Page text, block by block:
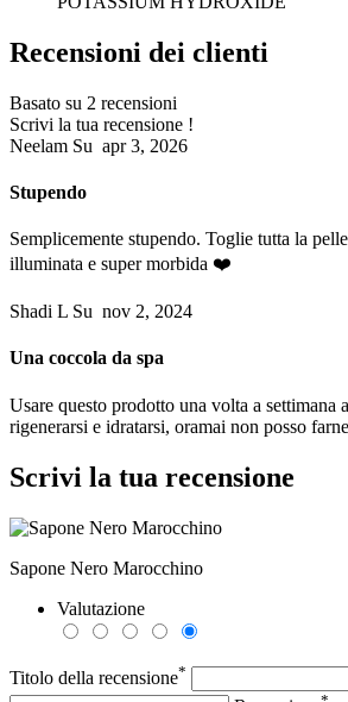
Recensioni dei clienti
Basato su 2 recensioni
Scrivi la tua recensione !
Neelam Su apr 3, 2026
Stupendo
Semplicemente stupendo. Toglie tutta la
illuminata e super morbida ❤️
Shadi L Su nov 2, 2024
Una coccola da spa
Usare questo prodotto una volta a settimana
rigenerarsi e idratarsi, oramai non posso
Scrivi la tua recensione
Sapone Nero Marocchino
Valutazione
Titolo della recensione*